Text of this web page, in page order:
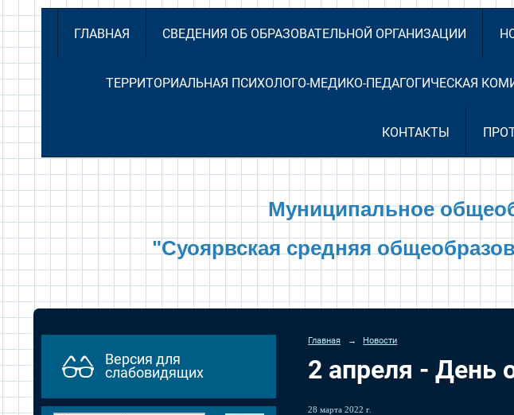
ГЛАВНАЯ СВЕДЕНИЯ ОБ ОБРАЗОВАТЕЛЬНОЙ ОРГАНИЗАЦИИ
ТЕРРИТОРИАЛЬНАЯ ПСИХОЛОГО-МЕДИКО-ПЕДАГОГИЧЕСКАЯ
КОНТАКТЫ
Муниципальное
"Суоярвская средняя
Версия для
слабовидящих
Главная → Новости
2 апреля - День
28 марта 2022 г.